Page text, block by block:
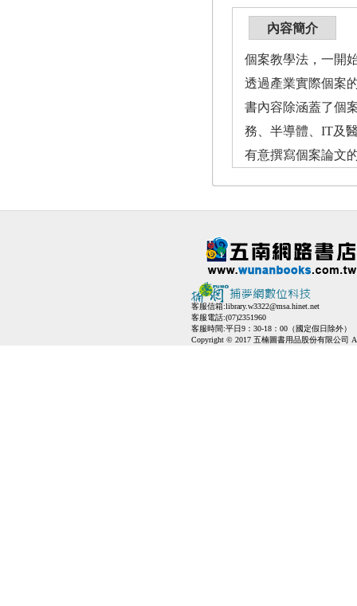
內容簡介
個案教學法，一開
透過產業實際個案
書內容除涵蓋了個
務、半導體、IT及
有意撰寫個案論文
客服信箱:library.w3322@msa.hinet.net
客服電話:(07)2351960
客服時間:平日9：30-18：00（國定假日除外）
Copyright © 2017 五楠圖書用品股份有限公司